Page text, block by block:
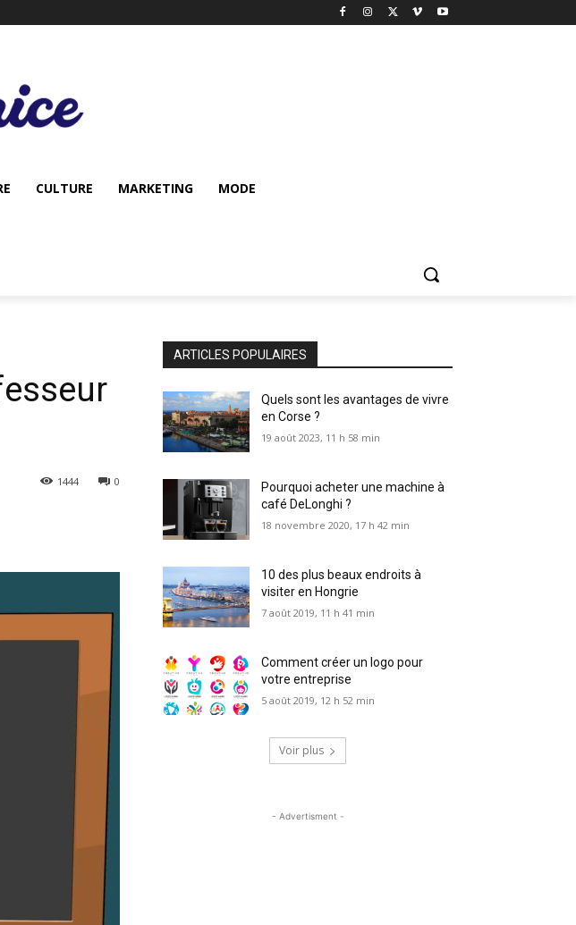
CULTURE MARKETING MODE
0
1444
ARTICLES POPULAIRES
Quels sont les avantages de vivre
en Corse ?
19 août 2023, 11 h 58 min
Pourquoi acheter une machine à
café DeLonghi ?
18 novembre 2020, 17 h 42 min
10 des plus beaux endroits à
visiter en Hongrie
7 août 2019, 11 h 41 min
Comment créer un logo pour
votre entreprise
5 août 2019, 12 h 52 min
Voir plus
- Advertisment -